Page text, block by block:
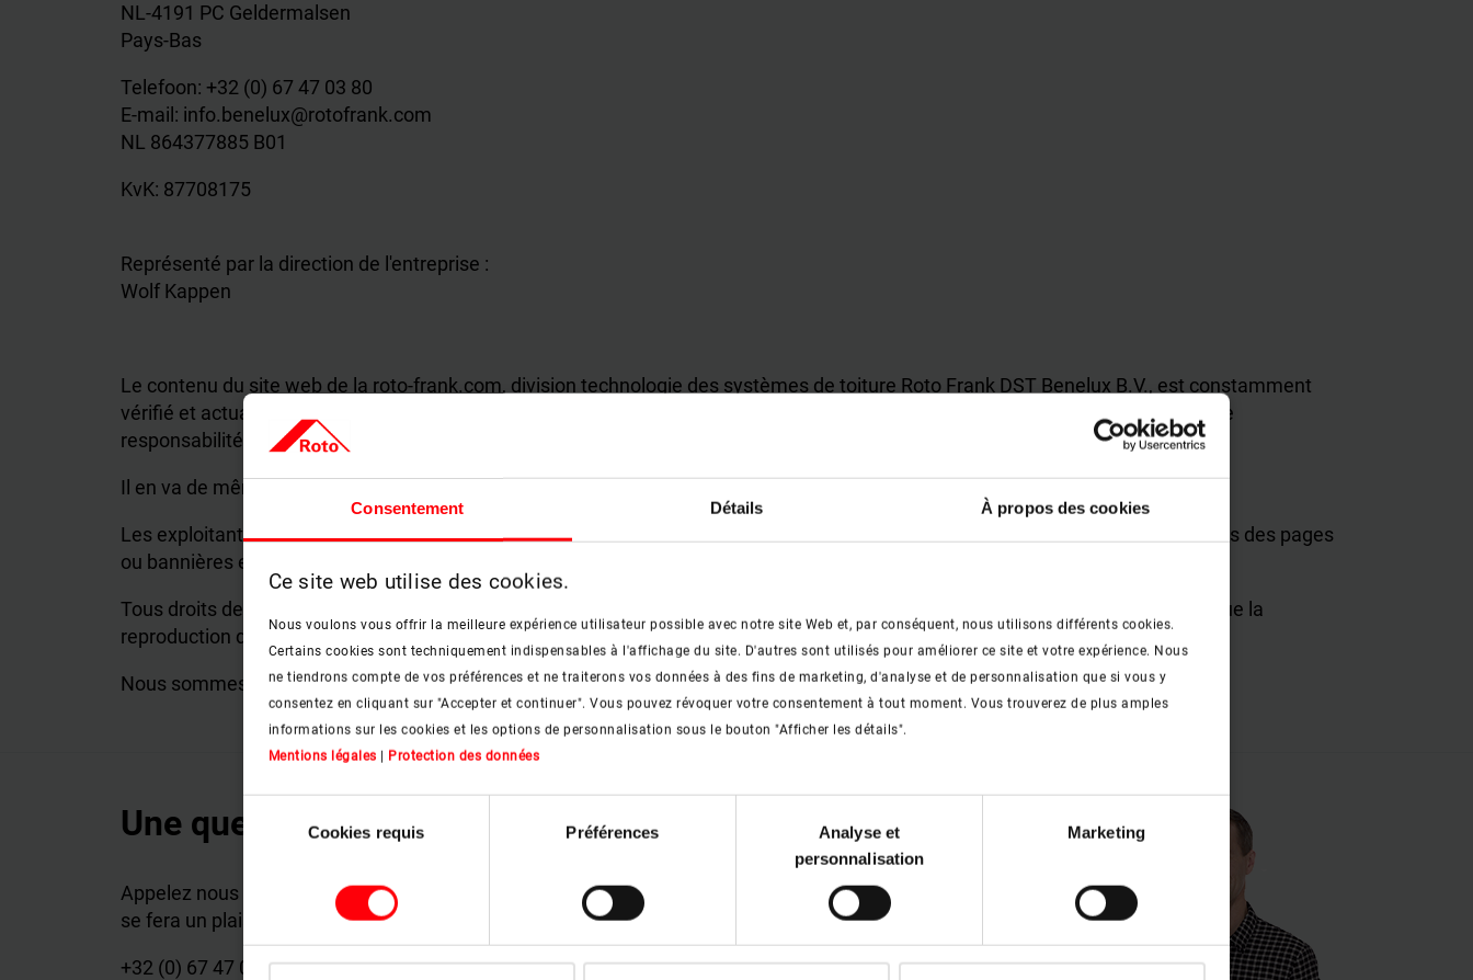
Consentement Détails À propos des cookies
Ce site web utilise des cookies.
Nous voulons vous offrir la meilleure expérience utilisateur possible avec notre site Web et, par conséquent, nous utilisons différents cookies.
Certains cookies sont techniquement indispensables à l'affichage du site. D'autres sont utilisés pour améliorer ce site et votre expérience. Nous
ne tiendrons compte de vos préférences et ne traiterons vos données à des fins de marketing, d'analyse et de personnalisation que si vous y
consentez en cliquant sur "Accepter et continuer". Vous pouvez révoquer votre consentement à tout moment. Vous trouverez de plus amples
informations sur les cookies et les options de personnalisation sous le bouton "Afficher les détails".
Mentions légales
Protection des données
du
Cookies requis Préférences
Analyse et
personnalisation
Marketing
NL-4191 PC Geldermalsen
Pays-Bas
Telefoon: +32 (0) 67 47 03 80
E-mail: info.benelux@rotofrank.com
NL 864377885 B01
KvK: 87708175
Représenté par la direction de l'entreprise :
Wolf Kappen
Le contenu du site web de la roto-frank.com, division technologie des systèmes de toiture Roto Frank DST Benelux B.V., est constamment
vérifié et actualisé. Malgré tout le soin apporté, des données peuvent changer rapidement. Nous déclinons par conséquent toute
responsabilité ou garantie quant à l'actualité, l'intégralité et l'exactitude des contenus mis à disposition.
Il en va de même pour les liens vers des sites tiers présents sur les pages roto-frank.com.
Les exploitants de roto-frank.com se distancient expressément des contenus qui y sont publiés. Cela concerne tous les liens vers des pages
ou bannières externes au site web de roto-frank.com.
Tous droits de reproduction réservés concernant le contenu et la structure du site web. L'utilisation de textes et d'images ainsi que la
reproduction des informations et des données est soumise à un accord préalable par l'exploitant de roto-frank.com.
Nous sommes toujours ouverts à toute suggestion.
Une question ?
Appelez nous pour plus de renseignement. Notre expert, Luk Servaes,
se fera un plaisir de vous conseiller.
+32 (0) 67 47 03 85